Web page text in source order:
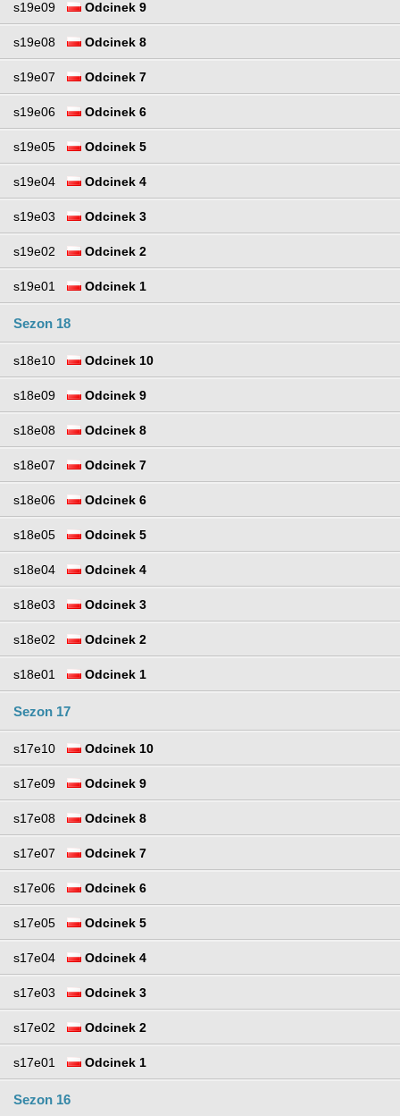
s19e09 Odcinek 9
s19e08 Odcinek 8
s19e07 Odcinek 7
s19e06 Odcinek 6
s19e05 Odcinek 5
s19e04 Odcinek 4
s19e03 Odcinek 3
s19e02 Odcinek 2
s19e01 Odcinek 1
Sezon 18
s18e10 Odcinek 10
s18e09 Odcinek 9
s18e08 Odcinek 8
s18e07 Odcinek 7
s18e06 Odcinek 6
s18e05 Odcinek 5
s18e04 Odcinek 4
s18e03 Odcinek 3
s18e02 Odcinek 2
s18e01 Odcinek 1
Sezon 17
s17e10 Odcinek 10
s17e09 Odcinek 9
s17e08 Odcinek 8
s17e07 Odcinek 7
s17e06 Odcinek 6
s17e05 Odcinek 5
s17e04 Odcinek 4
s17e03 Odcinek 3
s17e02 Odcinek 2
s17e01 Odcinek 1
Sezon 16